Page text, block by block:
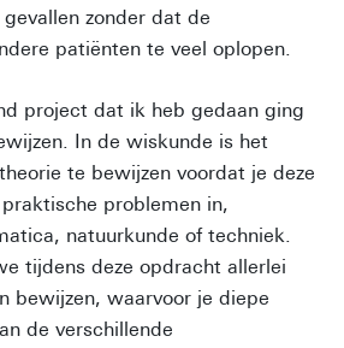
zonder dat de
patiënten te veel oplopen.
project dat ik heb gedaan ging
In de wiskunde is het
te bewijzen voordat je deze
problemen in,
natuurkunde of techniek.
tijdens deze opdracht allerlei
bewijzen, waarvoor je diepe
de verschillende